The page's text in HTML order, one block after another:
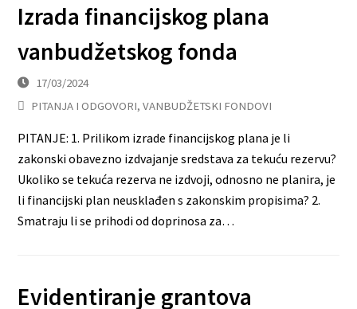
Izrada financijskog plana
vanbudžetskog fonda
17/03/2024
PITANJA I ODGOVORI,VANBUDŽETSKI FONDOVI
PITANJE: 1. Prilikom izrade financijskog plana je li
zakonski obavezno izdvajanje sredstava za tekuću rezervu?
Ukoliko se tekuća rezerva ne izdvoji, odnosno ne planira, je
li financijski plan neusklađen s zakonskim propisima? 2.
Smatraju li se prihodi od doprinosa za…
Evidentiranje grantova